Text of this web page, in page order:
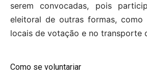
serem convocadas, pois
eleitoral de outras formas, como
locais de votação e no transporte
Como se voluntariar